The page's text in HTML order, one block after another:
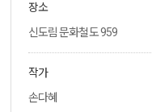
장소
신도림 문화철도 959
작가
손다혜